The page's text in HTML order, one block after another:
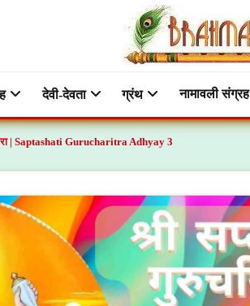
देवी-देवता ग्रंथ नामावली संग्रह
| Saptashati Gurucharitra Adhyay 3